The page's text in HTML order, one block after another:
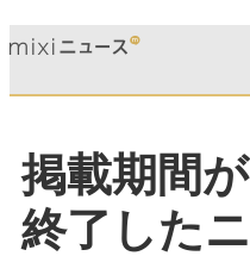
掲載期間が
終了したニ